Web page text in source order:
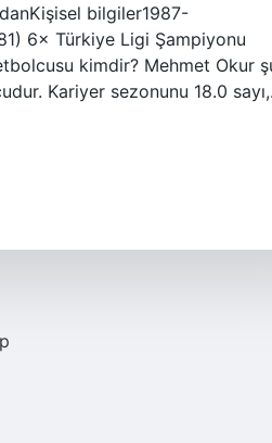
bilgiler1987-
6× Türkiye Ligi Şampiyonu
kimdir? Mehmet Okur
Kariyer sezonunu 18.0